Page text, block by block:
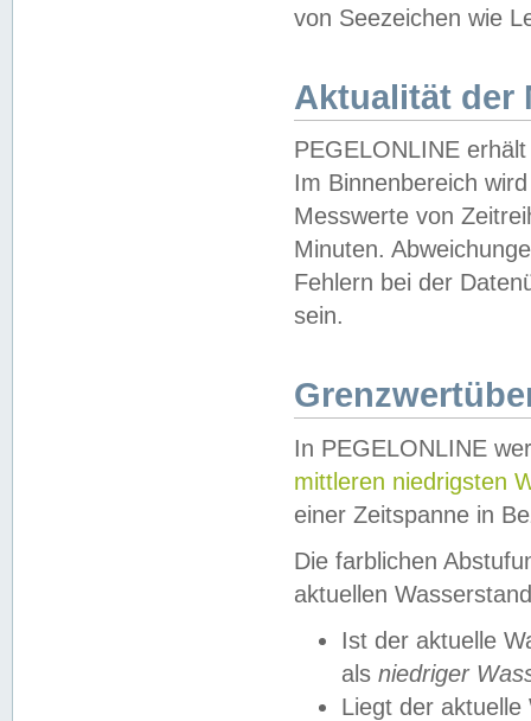
von Seezeichen wie
Aktualität der
PEGELONLINE
Im Binnenbereich
Messwerte von
Minuten.
Fehlern bei der
sein.
In PEGELONLINE
mittleren niedrigsten
einer Zeitspanne in
Die farblichen
aktuellen
Ist der aktuelle
als niedriger
Liegt der